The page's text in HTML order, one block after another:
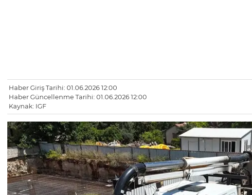
Haber Giriş Tarihi: 01.06.2026 12:00
Haber Güncellenme Tarihi: 01.06.2026 12:00
Kaynak: IGF